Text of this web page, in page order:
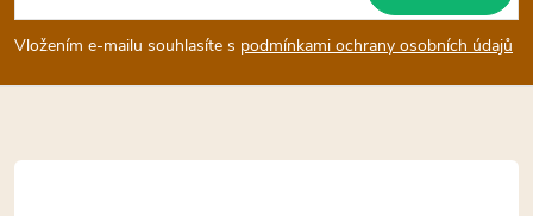
y
v
p
p
a
t
Vložením e-mailu souhlasíte s podmínkami ochrany osobních údajů